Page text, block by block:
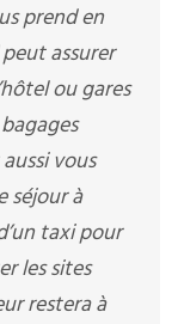
prend en
assurer
ou gares
vous
séjour à
taxi pour
les sites
restera à